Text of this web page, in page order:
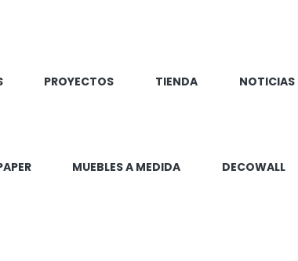
PROYECTOS TIENDA NOTICIAS
MUEBLES A MEDIDA DECOWALL